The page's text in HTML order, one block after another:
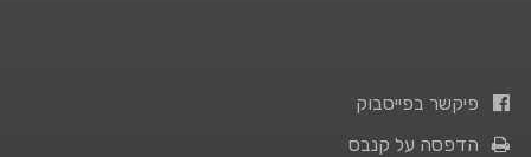
פיקשר בפייסבוק
הדפסה על קנבס